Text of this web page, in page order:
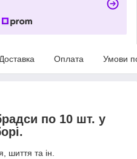
Доставка Оплата Умови
по 10 шт. у
шиття та ін.